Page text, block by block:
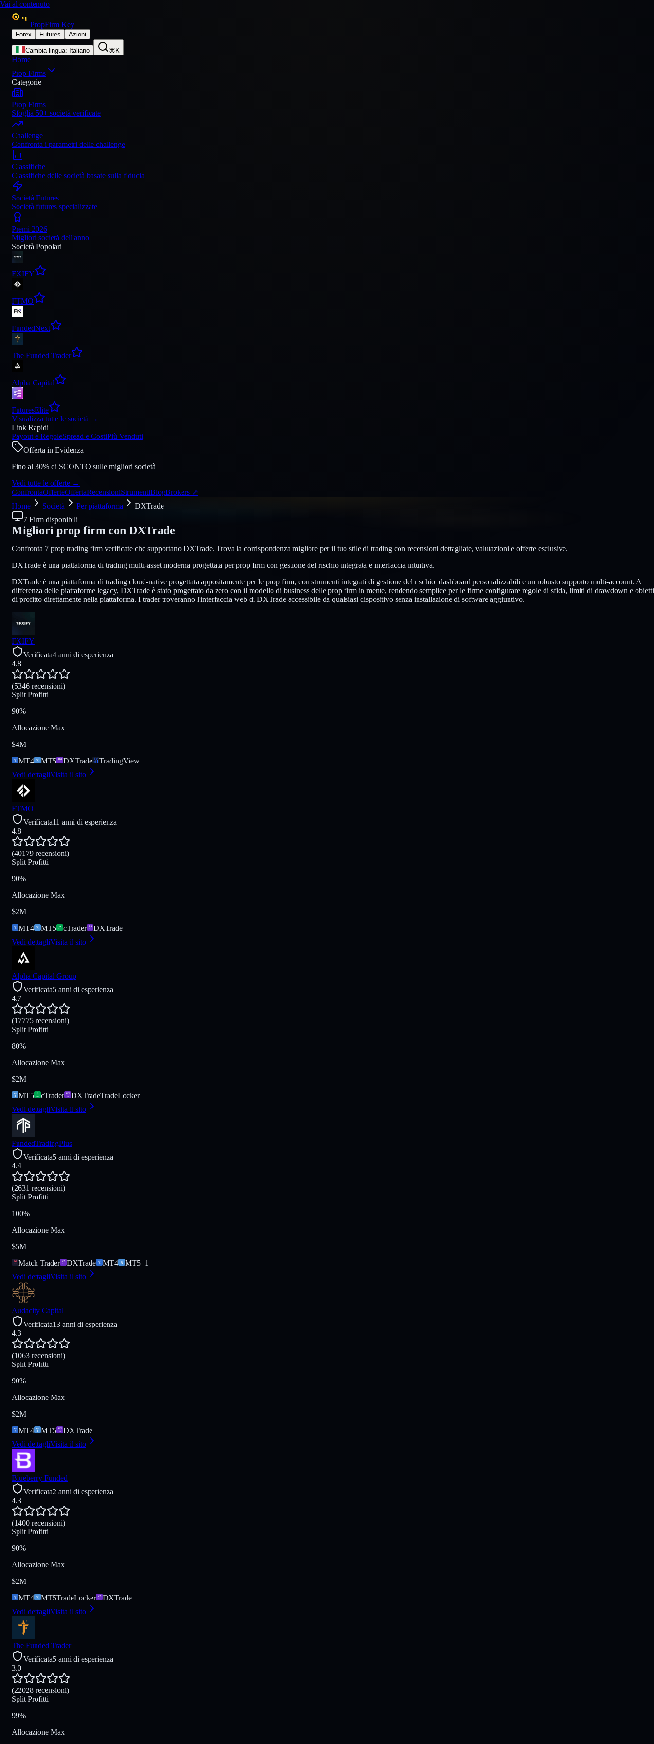
Vai al contenuto
PropFirm Key
Forex Futures Azioni
Cambia lingua: Italiano ⌘K
Home
Prop Firms
Categorie
Prop Firms
Sfoglia 50+ società verificate
Challenge
Confronta i parametri delle challenge
Classifiche
Classifiche delle società basate sulla fiducia
Società Futures
Società futures specializzate
Premi 2026
Migliori società dell'anno
Società Popolari
FXIFY
FTMO
FundedNext
The Funded Trader
Alpha Capital
FuturesElite
Visualizza tutte le società →
Link Rapidi
Payout e RegoleSpread e CostiPiù Venduti
Offerta in Evidenza
Fino al 30% di SCONTO sulle migliori società
Vedi tutte le offerte →
ConfrontaOfferteOffertaRecensioniStrumentiBlogBrokers ↗
Home
Società Per piattaforma
DXTrade
7 Firm disponibili
Migliori prop firm con DXTrade
Confronta 7 prop trading firm verificate che supportano DXTrade. Trova la corrispondenza migliore per il tuo stile di trading con recensioni dettagliate, valutazioni e offerte esclusive.
DXTrade è una piattaforma di trading multi-asset moderna progettata per prop firm con gestione del rischio integrata e interfaccia intuitiva.
DXTrade è una piattaforma di trading cloud-native progettata appositamente per le prop firm, con strumenti integrati di gestione del rischio, dashboard personalizzabili e un robusto supporto multi-account. A
differenza delle piattaforme legacy, DXTrade è stato progettato da zero con il modello di business delle prop firm in mente, rendendo semplice per le firme configurare regole di sfida, limiti di drawdown e
di profitto direttamente nella piattaforma. I trader troveranno l'interfaccia web di DXTrade accessibile da qualsiasi dispositivo senza installazione di software aggiuntivo.
FXIFY
Verificata4 anni di esperienza
4.8
(5346 recensioni)
Split Profitti
90%
Allocazione Max
$4M
MT4
MT5 DXTrade
TradingView
Vedi dettagliVisita il sito
FTMO
Verificata11 anni di esperienza
4.8
(40179 recensioni)
Split Profitti
90%
Allocazione Max
$2M
MT4
MT5 cTrader
DXTrade
Vedi dettagliVisita il sito
Alpha Capital Group
Verificata5 anni di esperienza
4.7
(17775 recensioni)
Split Profitti
80%
Allocazione Max
$2M
MT5
cTrader DXTradeTradeLocker
Vedi dettagliVisita il sito
FundedTradingPlus
Verificata5 anni di esperienza
4.4
(2631 recensioni)
Split Profitti
100%
Allocazione Max
$5M
Match Trader
DXTrade MT4 MT5+1
Vedi dettagliVisita il sito
Audacity Capital
Verificata13 anni di esperienza
4.3
(1063 recensioni)
Split Profitti
90%
Allocazione Max
$2M
MT4
MT5
DXTrade
Vedi dettagliVisita il sito
Blueberry Funded
Verificata2 anni di esperienza
4.3
(1400 recensioni)
Split Profitti
90%
Allocazione Max
$2M
MT4
MT5TradeLocker
DXTrade
Vedi dettagliVisita il sito
The Funded Trader
Verificata5 anni di esperienza
3.0
(22028 recensioni)
Split Profitti
99%
Allocazione Max